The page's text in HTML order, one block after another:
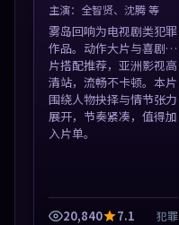
主演： 全智贤、沈腾 等
雾岛回响为电视剧类犯罪
作品。动作大片与喜剧短
片搭配推荐，亚洲影视高
清站，流畅不卡顿。本片
围绕人物抉择与情节张力
展开，节奏紧凑，值得加
入片单。
20,840 7.1 犯罪